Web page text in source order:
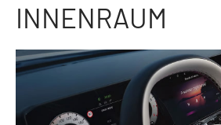
INNENRAUM